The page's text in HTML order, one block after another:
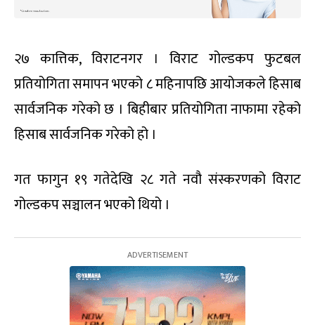
२७ कात्तिक, विराटनगर । विराट गोल्डकप फुटबल
प्रतियोगिता समापन भएको ८ महिनापछि आयोजकले हिसाब
सार्वजनिक गरेको छ । बिहीबार प्रतियोगिता नाफामा रहेको
हिसाब सार्वजनिक गरेको हो ।
गत फागुन १९ गतेदेखि २८ गते नवौ संस्करणको विराट
गोल्डकप सञ्चालन भएको थियो ।